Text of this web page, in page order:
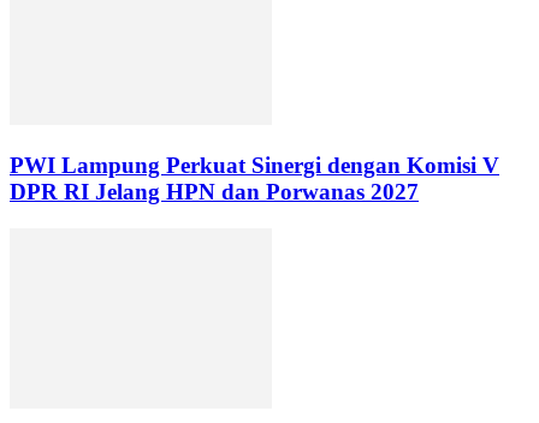
PWI Lampung Perkuat Sinergi dengan Komisi V
DPR RI Jelang HPN dan Porwanas 2027